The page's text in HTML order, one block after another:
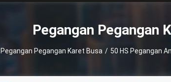
Pegangan Pegangan
Pegangan Pegangan Karet Busa / 50 HS Pegangan